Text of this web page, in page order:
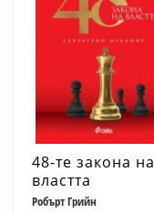
48-те закона на
властта
(съкратено
Робърт Грийн